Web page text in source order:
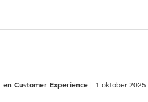
Customer Experience
1 oktober 2025